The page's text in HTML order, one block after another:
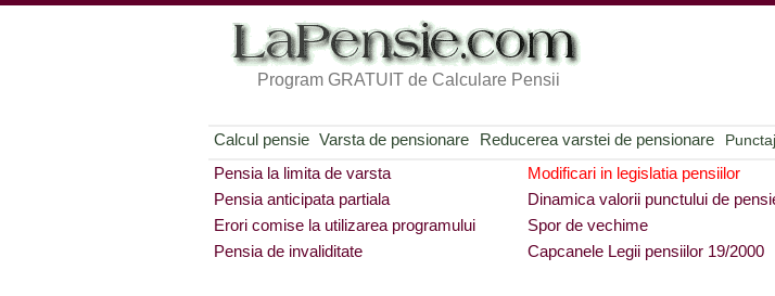
Program GRATUIT de Calculare Pensii
Calcul pensie Varsta de pensionare Reducerea varstei de pensionare
Pensia la limita de varsta
Modificari in legislatia pensiilor
Pensia anticipata partiala
Dinamica valorii punctului de
Erori comise la utilizarea programului
Spor de vechime
Pensia de invaliditate
Capcanele Legii pensiilor 19/2000